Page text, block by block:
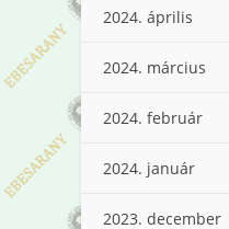
2024. április
2024. március
2024. február
2024. január
2023. december